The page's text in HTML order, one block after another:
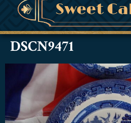
DSCN9471